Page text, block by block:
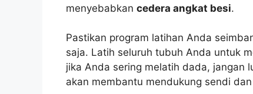
menyebabkan cedera angkat besi.
Pastikan program latihan Anda
saja. Latih seluruh tubuh Anda untuk
jika Anda sering melatih dada, jangan
akan membantu mendukung sendi